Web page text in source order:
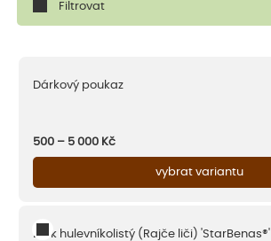
Filtrovat
Dárkový poukaz
500 – 5 000 Kč
vybrat variantu
Lilek hulevníkolistý (Rajče liči) 'StarBenas®'